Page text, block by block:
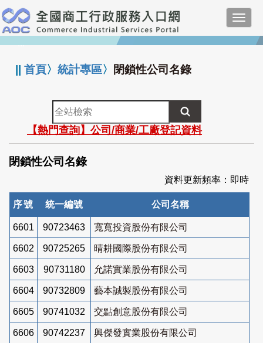
跳
到
主
要
:::
||首頁〉統計專區〉 閉鎖性公司名錄
全
站
檢
索
【熱門查詢】公司/商業/工廠登記資料
閉鎖性公司名錄
資料更新頻率：即時
序號 統一編號 公司名稱
6601 90723463 寬寬投資股份有限公司
6602 90725265 晴耕國際股份有限公司
6603 90731180 允諾實業股份有限公司
6604 90732809 藝本誠製股份有限公司
6605 90741032 交點創意股份有限公司
6606 90742237 興傑發實業股份有限公司